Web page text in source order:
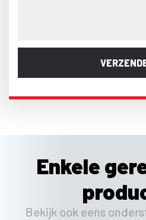
Enkele
Bekijk ook eens